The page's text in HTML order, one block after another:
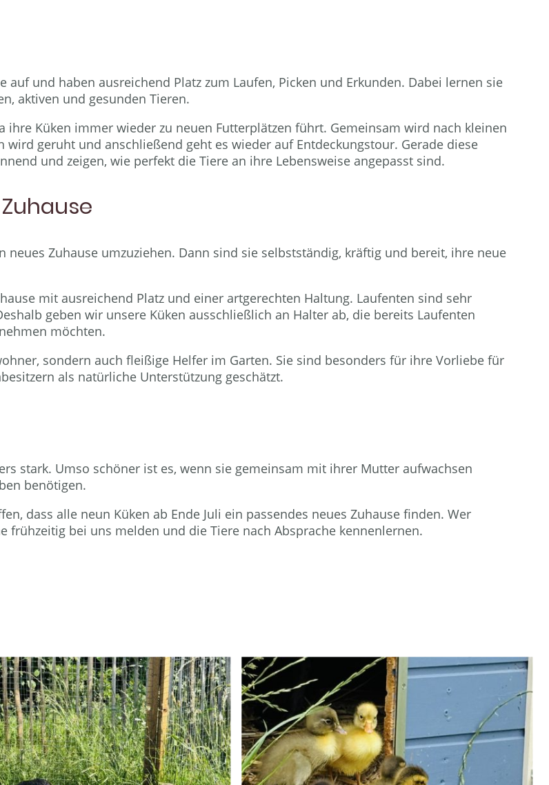
und haben ausreichend Platz zum Laufen, Picken und Erkunden. Dabei lernen sie
aktiven und gesunden Tieren.
ihre Küken immer wieder zu neuen Futterplätzen führt. Gemeinsam wird nach kleinen
geruht und anschließend geht es wieder auf Entdeckungstour. Gerade diese
und zeigen, wie perfekt die Tiere an ihre Lebensweise angepasst sind.
Zuhause umzuziehen. Dann sind sie selbstständig, kräftig und bereit, ihre neue
mit ausreichend Platz und einer artgerechten Haltung. Laufenten sind sehr
geben wir unsere Küken ausschließlich an Halter ab, die bereits Laufenten
möchten.
sondern auch fleißige Helfer im Garten. Sie sind besonders für ihre Vorliebe für
als natürliche Unterstützung geschätzt.
stark. Umso schöner ist es, wenn sie gemeinsam mit ihrer Mutter aufwachsen
benötigen.
dass alle neun Küken ab Ende Juli ein passendes neues Zuhause finden. Wer
frühzeitig bei uns melden und die Tiere nach Absprache kennenlernen.